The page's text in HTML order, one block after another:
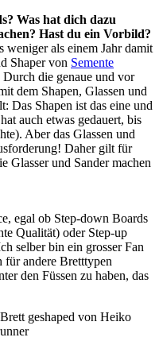
Was hat dich dazu
Hast du ein Vorbild?
als einem Jahr damit
Shaper von Semente
die genaue und vor
dem Shapen, Glassen und
Das Shapen ist das eine und
auch etwas gedauert, bis
Aber das Glassen und
Daher gilt für
Glasser und Sander machen
egal ob Step-down Boards
Qualität) oder Step-up
selber bin ein grosser Fan
für andere Bretttypen
den Füssen zu haben, das